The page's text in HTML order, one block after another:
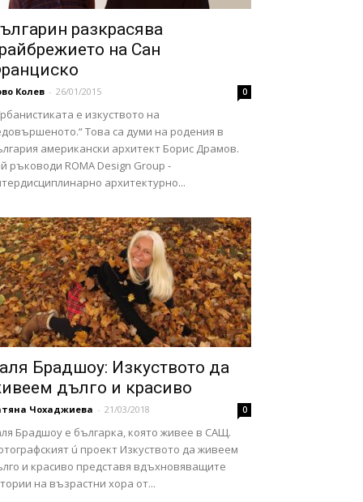
разкрасява
на Сан
Колев - 26/01/2015 0
е изкуството на
Това са думи на родения в
американски архитект Борис Драмов.
ръководи ROMA Design Group -
архитектурно...
Брадшоу: Изкуството да
дълго и красиво
Чохаджиева - 21/03/2018 0
Брадшоу е българка, която живее в САЩ.
ú проект Изкуството да живеем
и красиво представя вдъхновяващите
на възрастни хора от...